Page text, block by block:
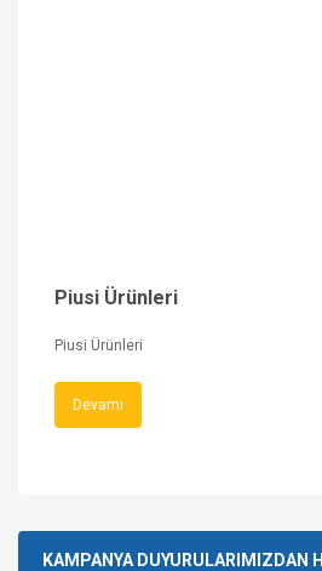
Piusi Ürünleri
Piusi Ürünleri
Devamı
KAMPANYA DUYURULARIMIZDAN